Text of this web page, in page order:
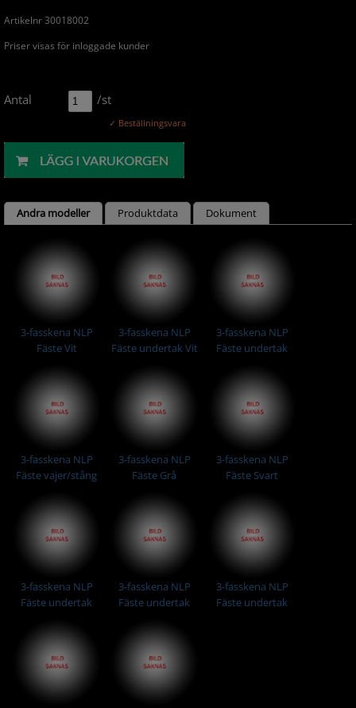
Artikelnr 30018002
Priser visas för inloggade kunder
Antal /st
✓ Beställningsvara
Andra modeller Produktdata Dokument
3-fasskena NLP
Fäste Vit
3-fasskena NLP
Fäste undertak Vit
3-fasskena NLP
Fäste undertak
3-fasskena NLP
Fäste vajer/stång
3-fasskena NLP
Fäste Grå
3-fasskena NLP
Fäste Svart
3-fasskena NLP
Fäste undertak
3-fasskena NLP
Fäste undertak
3-fasskena NLP
Fäste undertak